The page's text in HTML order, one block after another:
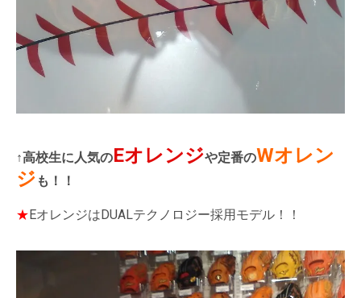
↑高校生に人気のEオレンジや定番のWオレン
ジ も！！
★ EオレンジはDUALテクノロジー採用モデル！！